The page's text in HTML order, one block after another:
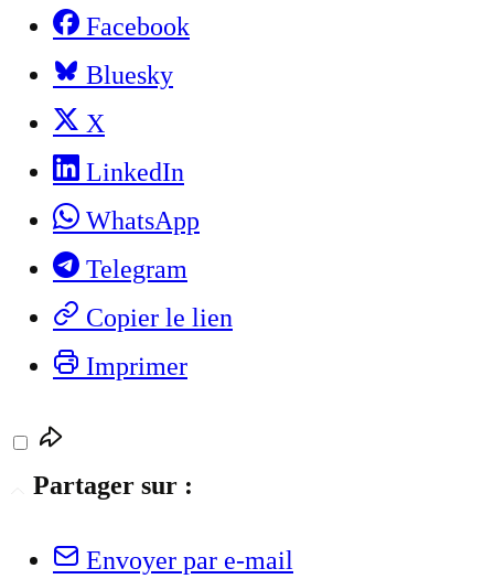
Facebook
Bluesky
X
LinkedIn
WhatsApp
Telegram
Copier le lien
Imprimer
Partager sur :
Envoyer par e-mail